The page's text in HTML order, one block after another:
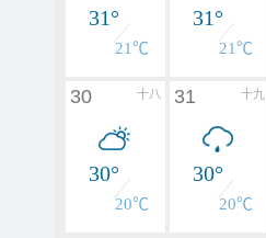
31°
21℃
31°
21℃
十八
30
30°
20℃
十九
31
30°
20℃